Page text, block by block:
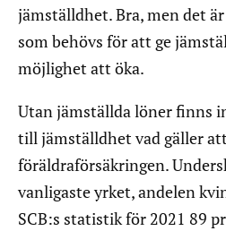
jämställdhet. Bra, men det
som behövs för att ge
möjlighet att öka.
Utan jämställda löner finns
till jämställdhet vad gäller
föräldraförsäkringen.
vanligaste yrket, andelen
SCB:s statistik för 2021 89